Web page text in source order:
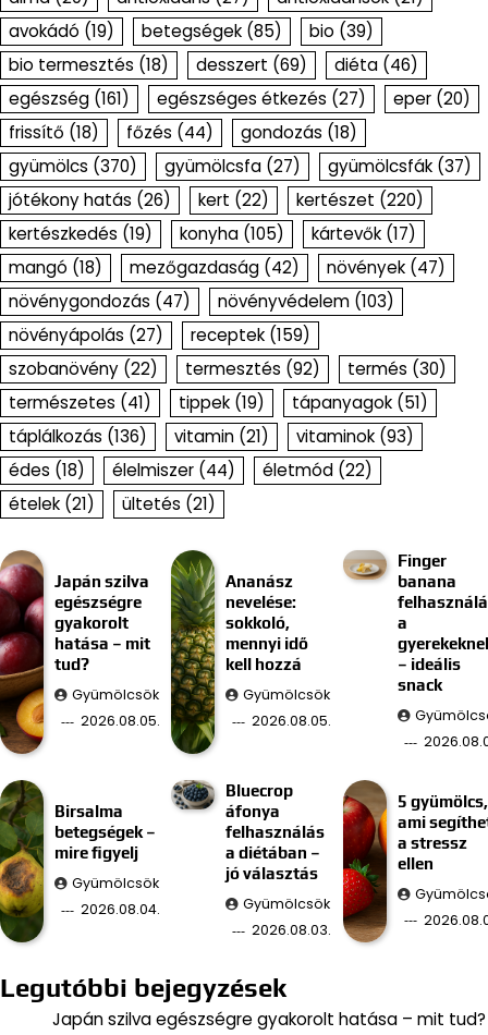
avokádó (19) betegségek (85) bio (39)
bio termesztés (18) desszert (69) diéta (46)
egészség (161) egészséges étkezés (27) eper (20)
frissítő (18) főzés (44) gondozás (18)
gyümölcs (370) gyümölcsfa (27) gyümölcsfák (37)
jótékony hatás (26) kert (22) kertészet (220)
kertészkedés (19) konyha (105) kártevők (17)
mangó (18) mezőgazdaság (42) növények (47)
növénygondozás (47) növényvédelem (103)
növényápolás (27) receptek (159)
szobanövény (22) termesztés (92) termés (30)
természetes (41) tippek (19) tápanyagok (51)
táplálkozás (136) vitamin (21) vitaminok (93)
édes (18) élelmiszer (44) életmód (22)
ételek (21) ültetés (21)
Japán szilva
egészségre
gyakorolt
hatása – mit
tud?
Gyümölcsök
2026.08.05.
Ananász
nevelése:
sokkoló,
mennyi idő
kell hozzá
Gyümölcsök
2026.08.05.
Finger
banana
a
– ideális
snack
Birsalma
betegségek –
mire figyelj
Gyümölcsök
2026.08.04.
Bluecrop
áfonya
felhasználás
a diétában –
jó választás
Gyümölcsök
2026.08.03.
5 gyümölcs,
ami
a stressz
ellen
Legutóbbi bejegyzések
Japán szilva egészségre gyakorolt hatása – mit tud?